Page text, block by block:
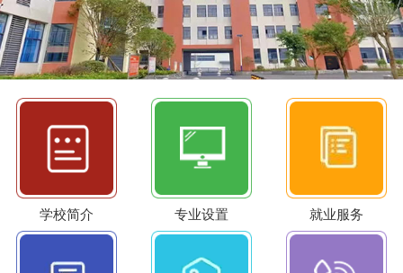
学校简介 专业设置 就业服务